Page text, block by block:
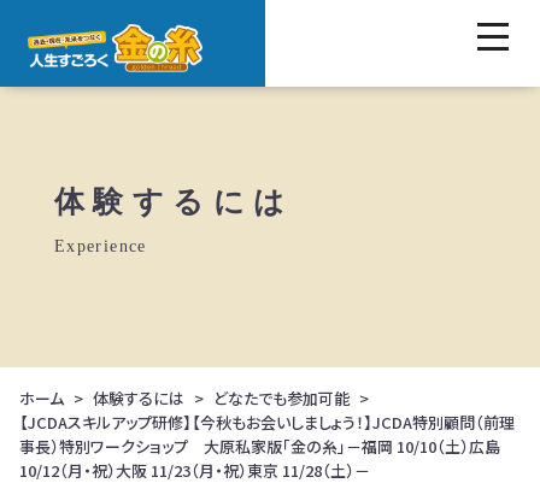
体験するには
Experience
ホーム 体験するには
どなたでも参加可能
【JCDAスキルアップ研修】【今秋もお会いしましょう！】JCDA特別顧問（前理
事長）特別ワークショップ 大原私家版「金の糸」－福岡 10/10（土）広島
10/12（月・祝）大阪 11/23（月・祝）東京 11/28（土）－